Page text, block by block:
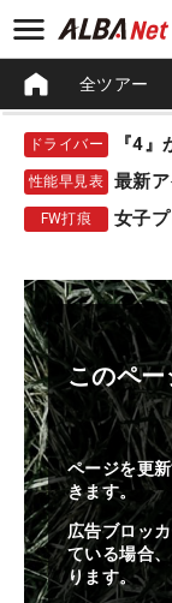
全ツアー
ドライバー
性能早見表 最新
FW打痕 女子
このペ
ページを更
きます。
広告ブロッ
ている場合
ります。